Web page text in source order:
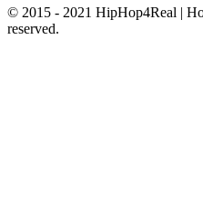
© 2015 - 2021 HipHop4Real |
reserved.